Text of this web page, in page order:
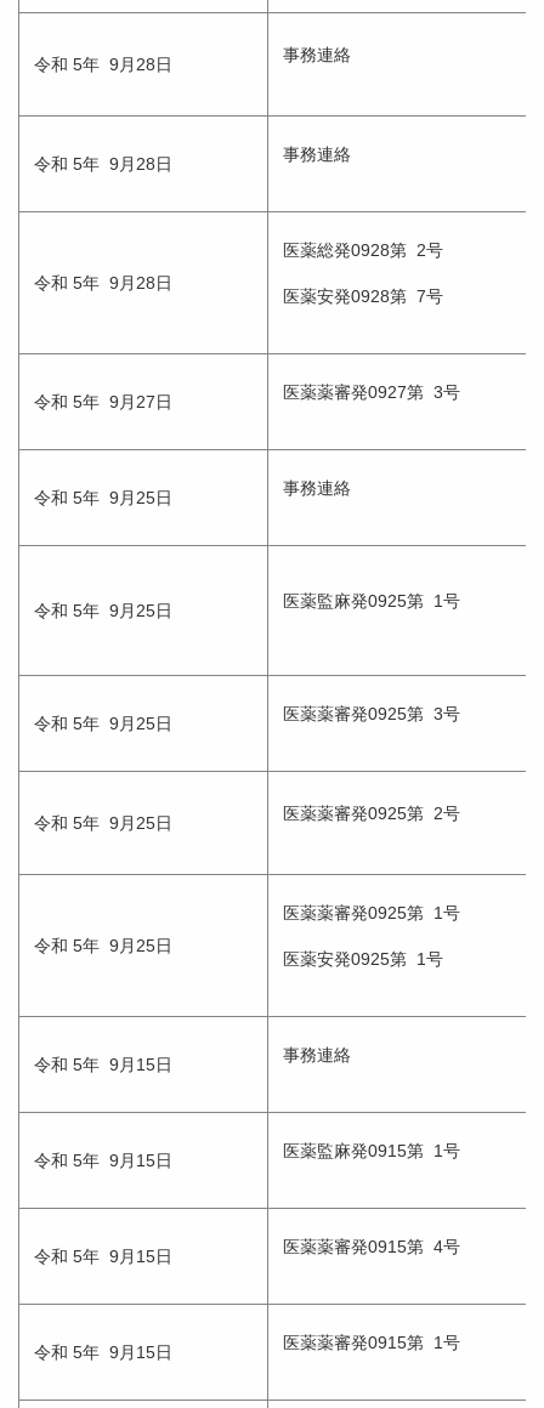
令和 5年 9月28日 事務連絡
令和 5年 9月28日 事務連絡
令和 5年 9月28日
医薬総発0928第 2号
医薬安発0928第 7号
令和 5年 9月27日 医薬薬審発0927第 3号
令和 5年 9月25日 事務連絡
令和 5年 9月25日 医薬監麻発0925第 1号
令和 5年 9月25日 医薬薬審発0925第 3号
令和 5年 9月25日 医薬薬審発0925第 2号
令和 5年 9月25日
医薬薬審発0925第 1号
医薬安発0925第 1号
令和 5年 9月15日 事務連絡
令和 5年 9月15日 医薬監麻発0915第 1号
令和 5年 9月15日 医薬薬審発0915第 4号
令和 5年 9月15日 医薬薬審発0915第 1号